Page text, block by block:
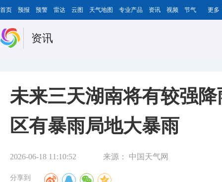
首页 预报 预警 雷达 云图 天气地图 专业产品 资讯 视频 节气 更多
资讯
未来三天湖南将有较强
区有暴雨局地大暴雨
2026-06-18 11:10:52 来源： 中国天气网
分享到